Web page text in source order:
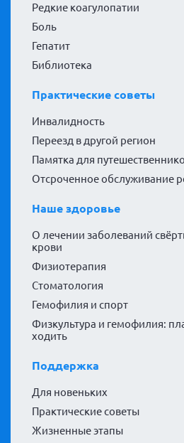
Редкие коагулопатии
Боль
Гепатит
Библиотека
Практические советы
Инвалидность
Переезд в другой регион
Памятка для
Отсроченное обслуживание
Наше здоровье
О лечении заболеваний
крови
Физиотерапия
Стоматология
Гемофилия и спорт
Физкультура и гемофилия:
ходить
Поддержка
Для новеньких
Практические советы
Жизненные этапы